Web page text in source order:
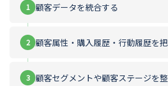
顧客データを統合する
顧客属性・購入履歴・行動履歴を
顧客セグメントや顧客ステージを